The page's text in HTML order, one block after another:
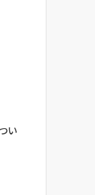
い